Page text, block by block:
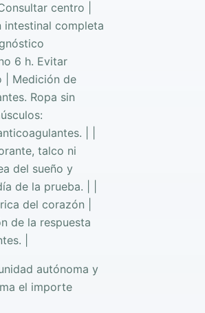
centro |
intestinal completa
6 h. Evitar
| Medición de
Ropa sin
| |
talco ni
del sueño y
de la prueba. | |
del corazón |
de la respuesta
|
autónoma y
el importe